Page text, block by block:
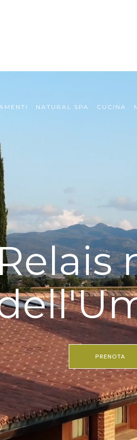
NATURAL SPA CUCINA
PRENOTA